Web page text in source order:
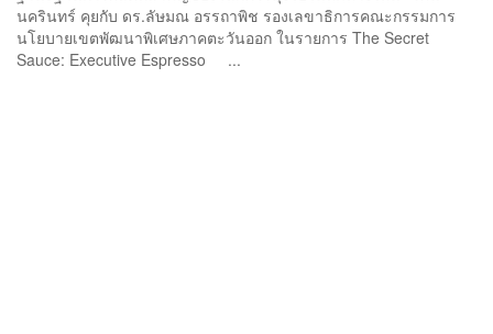
นครินทร์ คุยกับ ดร.ลัษมณ อรรถาพิช รองเลขาธิการคณะกรรมการ
นโยบายเขตพัฒนาพิเศษภาคตะวันออก ในรายการ The Secret
Sauce: Executive Espresso ...